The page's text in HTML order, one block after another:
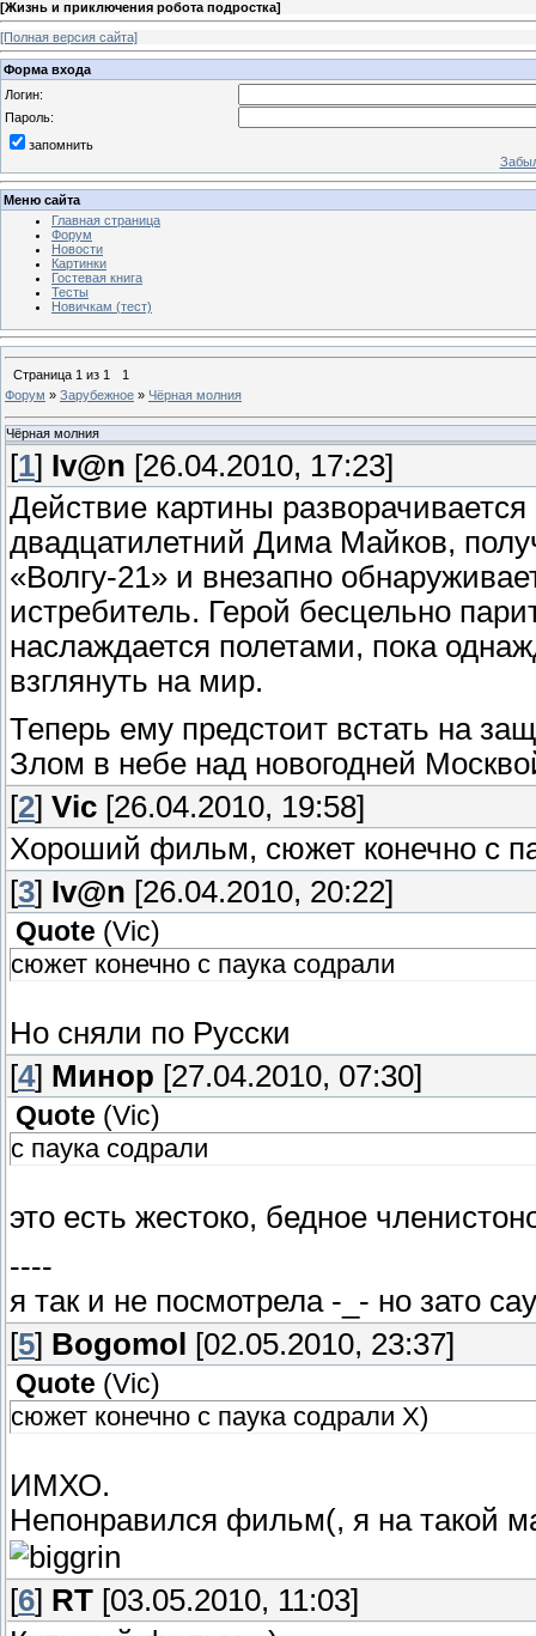
[Жизнь и приключения робота подростка]
[Полная версия сайта]
Форма входа
Логин:
Пароль:
запомнить
Меню сайта
Главная страница
Форум
Новости
Картинки
Гостевая книга
Тесты
Новичкам (тест)
Страница 1 из 1
1
Форум » Зарубежное » Чёрная молния
Чёрная молния
[1] Iv@n [26.04.2010, 17:23]
Действие картины
двадцатилетний Дима Майков,
«Волгу-21» и внезапно
истребитель. Герой бесцельно
наслаждается полетами, пока
взглянуть на мир.
Теперь ему предстоит встать на
Злом в небе над новогодней
[2] Vic [26.04.2010, 19:58]
Хороший фильм, сюжет конечно с
[3] Iv@n [26.04.2010, 20:22]
Quote (Vic)
сюжет конечно с паука содрали
Но сняли по Русски
[4] Минор [27.04.2010, 07:30]
Quote (Vic)
с паука содрали
это есть жестоко, бедное
----
я так и не посмотрела -_- но зато
[5] Bogomol [02.05.2010, 23:37]
Quote (Vic)
сюжет конечно с паука содрали Х)
ИМХО.
Непонравился фильм(, я на такой
[6] RT [03.05.2010, 11:03]